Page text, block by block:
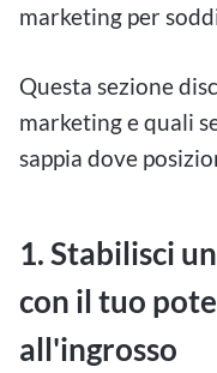
marketing per
Questa sezione
marketing e quali
sappia dove
1. Stabilisci
con il tuo
all'ingrosso